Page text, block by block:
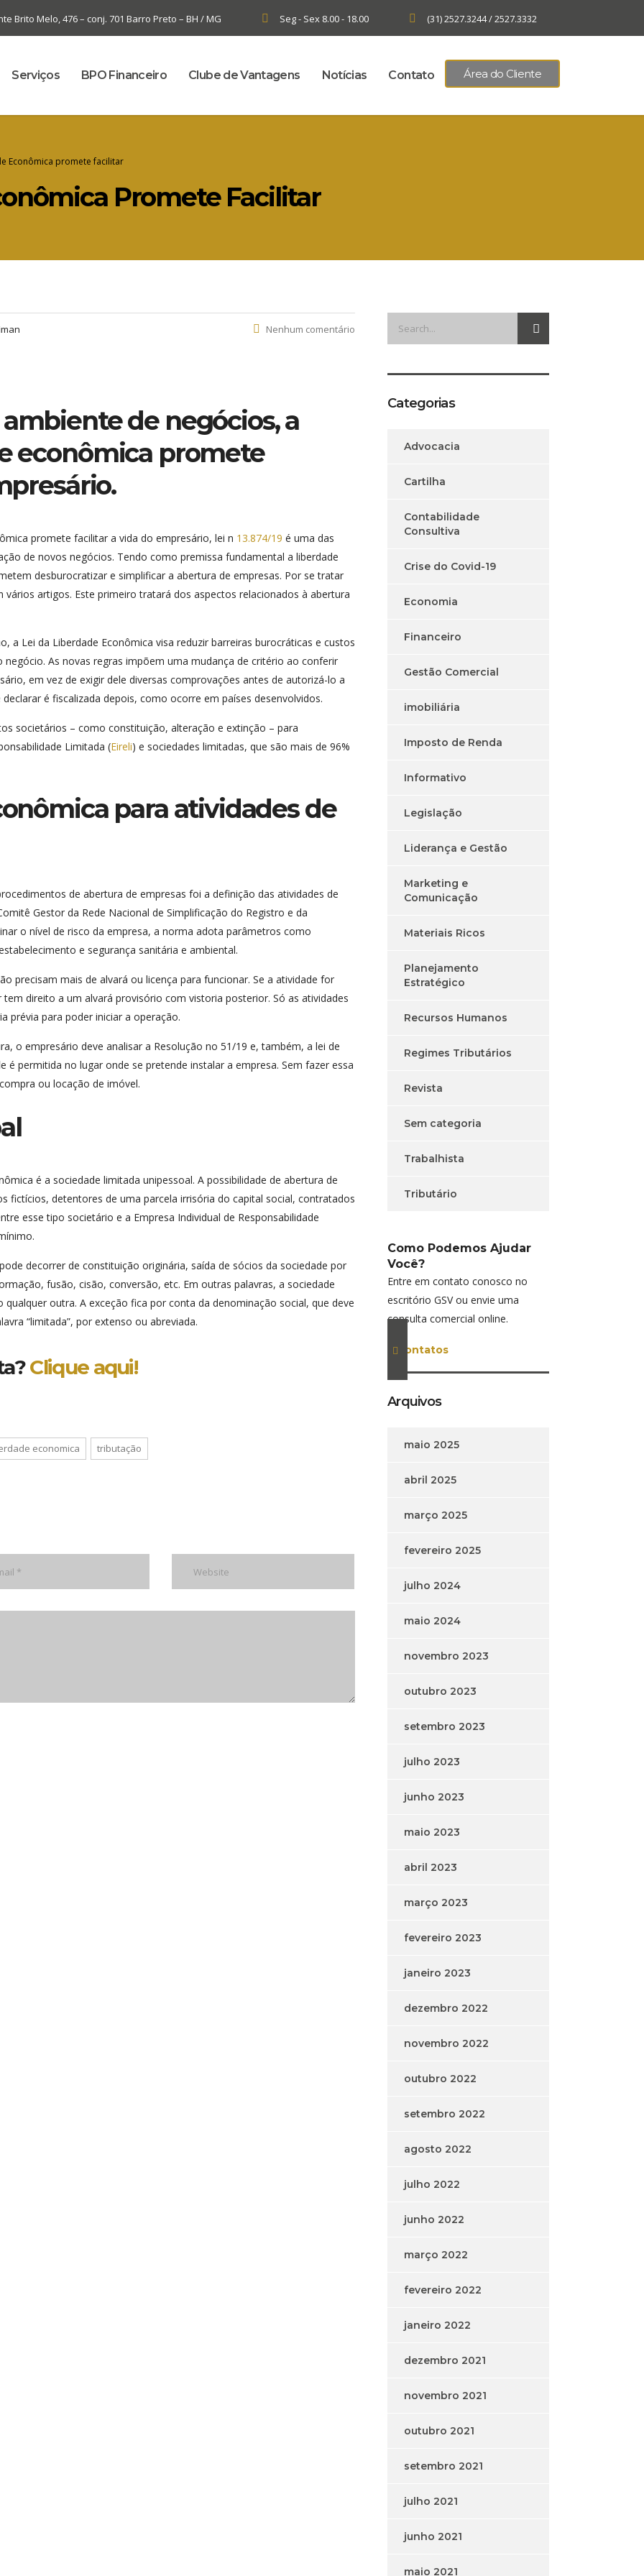
Brito Melo, 476 – conj. 701 Barro Preto – BH / MG Seg - Sex 8.00 - 18.00 (31) 2527.3244 / 2527.3332
Serviços BPO Financeiro Clube de Vantagens Notícias Contato Área do Cliente
Econômica promete facilitar
Promete Facilitar
Nenhum comentário
de negócios, a
econômica promete
promete facilitar a vida do empresário, lei n 13.874/19 é uma das
de novos negócios. Tendo como premissa fundamental a liberdade
desburocratizar e simplificar a abertura de empresas. Por se tratar
artigos. Este primeiro tratará dos aspectos relacionados à abertura
a Lei da Liberdade Econômica visa reduzir barreiras burocráticas e custos
As novas regras impõem uma mudança de critério ao conferir
em vez de exigir dele diversas comprovações antes de autorizá-lo a
é fiscalizada depois, como ocorre em países desenvolvidos.
societários – como constituição, alteração e extinção – para
Limitada (Eireli) e sociedades limitadas, que são mais de 96%
para atividades de
de abertura de empresas foi a definição das atividades de
Gestor da Rede Nacional de Simplificação do Registro e da
o nível de risco da empresa, a norma adota parâmetros como
e segurança sanitária e ambiental.
precisam mais de alvará ou licença para funcionar. Se a atividade for
direito a um alvará provisório com vistoria posterior. Só as atividades
prévia para poder iniciar a operação.
o empresário deve analisar a Resolução no 51/19 e, também, a lei de
é permitida no lugar onde se pretende instalar a empresa. Sem fazer essa
ou locação de imóvel.
é a sociedade limitada unipessoal. A possibilidade de abertura de
fictícios, detentores de uma parcela irrisória do capital social, contratados
esse tipo societário e a Empresa Individual de Responsabilidade
decorrer de constituição originária, saída de sócios da sociedade por
fusão, cisão, conversão, etc. Em outras palavras, a sociedade
outra. A exceção fica por conta da denominação social, que deve
“limitada”, por extenso ou abreviada.
Clique aqui!
economica tributação
Categorias
Advocacia
Cartilha
Contabilidade
Consultiva
Crise do Covid-19
Economia
Financeiro
Gestão Comercial
imobiliária
Imposto de Renda
Informativo
Legislação
Liderança e Gestão
Marketing e
Comunicação
Materiais Ricos
Planejamento
Estratégico
Recursos Humanos
Regimes Tributários
Revista
Sem categoria
Trabalhista
Tributário
Como Podemos Ajudar
Você?
Entre em contato conosco no
escritório GSV ou envie uma
consulta comercial online.
contatos
Arquivos
maio 2025
abril 2025
março 2025
fevereiro 2025
julho 2024
maio 2024
novembro 2023
outubro 2023
setembro 2023
julho 2023
junho 2023
maio 2023
abril 2023
março 2023
fevereiro 2023
janeiro 2023
dezembro 2022
novembro 2022
outubro 2022
setembro 2022
agosto 2022
julho 2022
junho 2022
março 2022
fevereiro 2022
janeiro 2022
dezembro 2021
novembro 2021
outubro 2021
setembro 2021
julho 2021
junho 2021
maio 2021